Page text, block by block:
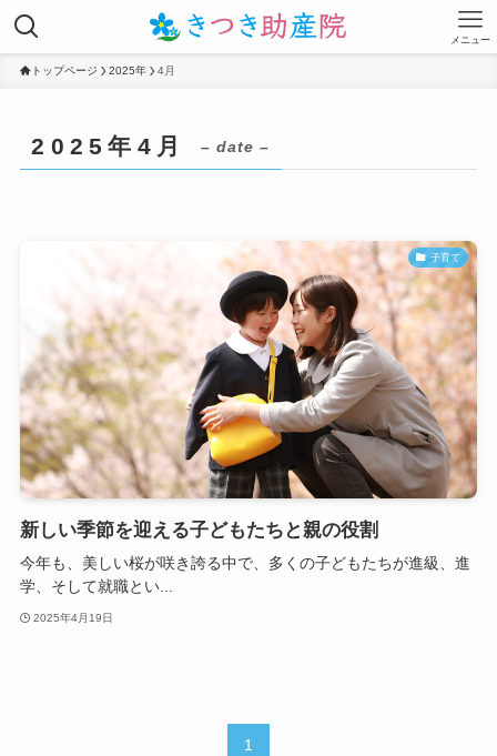
メニュー
トップページ 2025年 4月
2025年4月 – date –
子育て
新しい季節を迎える子どもたちと親の役割
今年も、美しい桜が咲き誇る中で、多くの子どもたちが進級、進
学、そして就職とい...
2025年4月19日
1